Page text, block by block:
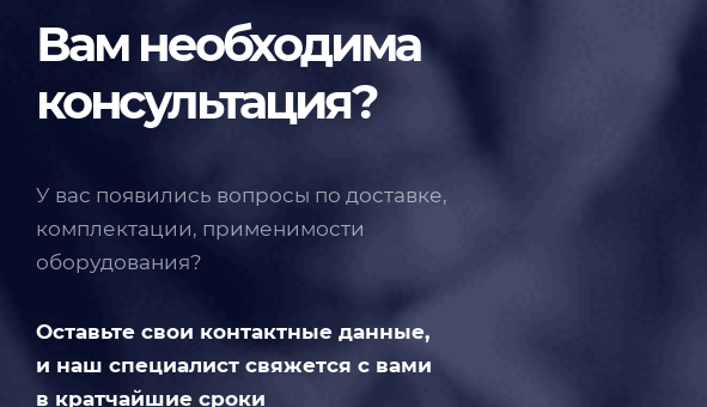
Вам необходима
консультация?
У вас появились вопросы по доставке,
комплектации, применимости
оборудования?
Оставьте свои контактные данные,
и наш специалист свяжется с вами
в кратчайшие сроки